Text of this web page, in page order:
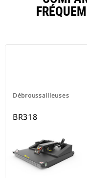
Débroussailleuses
BR318